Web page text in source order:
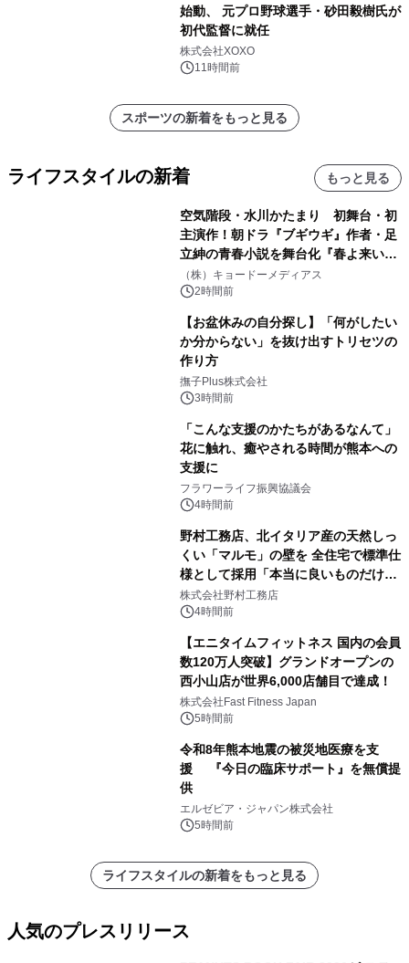
始動、 元プロ野球選手・砂田毅樹氏が
初代監督に就任
株式会社XOXO
11時間前
スポーツの新着をもっと見る
ライフスタイルの新着 もっと見る
空気階段・水川かたまり 初舞台・初
主演作！朝ドラ『ブギウギ』作者・足
立紳の青春小説を舞台化『春よ来い、
マジで来い』キービジュアル解禁！
（株）キョードーメディアス
2時間前
【お盆休みの自分探し】「何がしたい
か分からない」を抜け出すトリセツの
作り方
撫子Plus株式会社
3時間前
「こんな支援のかたちがあるなんて」
花に触れ、癒やされる時間が熊本への
支援に
フラワーライフ振興協議会
4時間前
野村工務店、北イタリア産の天然しっ
くい「マルモ」の壁を 全住宅で標準仕
様として採用「本当に良いものだけに
こだわる」
株式会社野村工務店
4時間前
【エニタイムフィットネス 国内の会員
数120万人突破】グランドオープンの
西小山店が世界6,000店舗目で達成！
株式会社Fast Fitness Japan
5時間前
令和8年熊本地震の被災地医療を支
援 『今日の臨床サポート』を無償提
供
エルゼビア・ジャパン株式会社
5時間前
ライフスタイルの新着をもっと見る
人気のプレスリリース